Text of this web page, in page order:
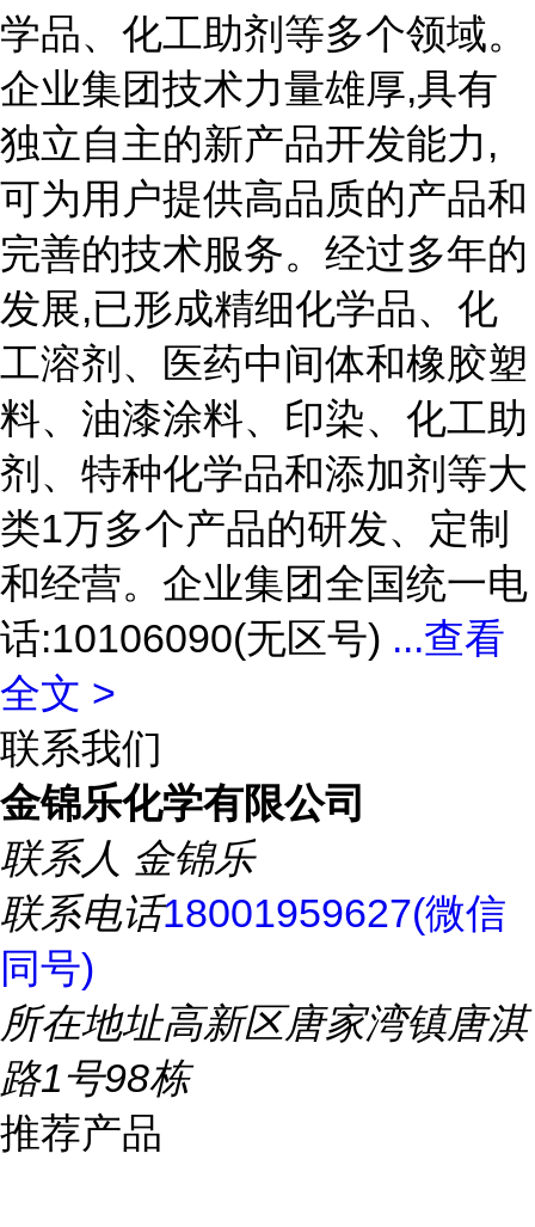
学品、化工助剂等多个领域。
企业集团技术力量雄厚,具有
独立自主的新产品开发能力,
可为用户提供高品质的产品和
完善的技术服务。经过多年的
发展,已形成精细化学品、化
工溶剂、医药中间体和橡胶塑
料、油漆涂料、印染、化工助
剂、特种化学品和添加剂等大
类1万多个产品的研发、定制
和经营。企业集团全国统一电
话:10106090(无区号) ...查看
全文 >
联系我们
金锦乐化学有限公司
联系人 金锦乐
联系电话18001959627(微信
同号)
所在地址高新区唐家湾镇唐淇
路1号98栋
推荐产品